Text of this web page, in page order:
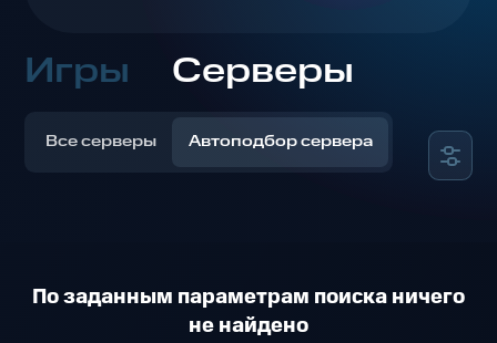
Игры Серверы
Все серверы Автоподбор сервера
По заданным параметрам поиска ничего
не найдено